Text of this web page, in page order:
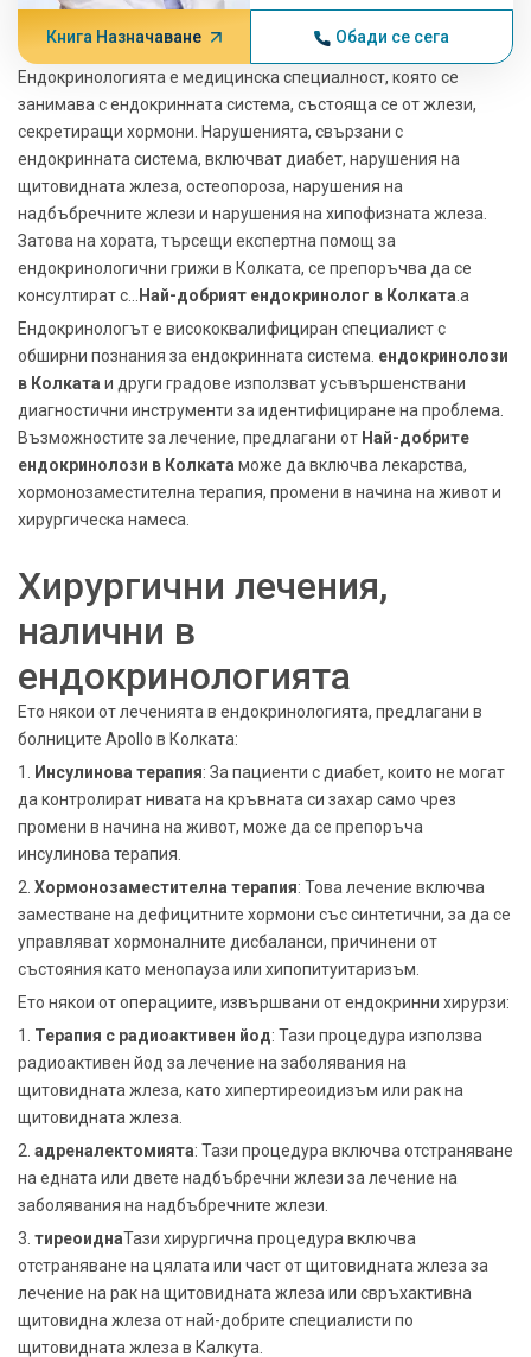
Книга Назначаване Обади се сега
Ендокринологията е медицинска специалност, която се
занимава с ендокринната система, състояща се от жлези,
секретиращи хормони. Нарушенията, свързани с
ендокринната система, включват диабет, нарушения на
щитовидната жлеза, остеопороза, нарушения на
надбъбречните жлези и нарушения на хипофизната жлеза.
Затова на хората, търсещи експертна помощ за
ендокринологични грижи в Колката, се препоръчва да се
консултират с...
Най-добрият ендокринолог в Колката .a
Ендокринологът е висококвалифициран специалист с
обширни познания за ендокринната система. ендокринолози
в Колката и други градове използват усъвършенствани
диагностични инструменти за идентифициране на проблема.
Възможностите за лечение, предлагани от Най-добрите
ендокринолози в Колката може да включва лекарства,
хормонозаместителна терапия, промени в начина на живот и
хирургическа намеса.
Хирургични лечения,
налични в
ендокринологията
Ето някои от леченията в ендокринологията, предлагани в
болниците Apollo в Колката:
1.
Инсулинова терапия: За пациенти с диабет, които не могат
да контролират нивата на кръвната си захар само чрез
промени в начина на живот, може да се препоръча
инсулинова терапия.
2. Хормонозаместителна терапия: Това лечение включва
заместване на дефицитните хормони със синтетични, за да се
управляват хормоналните дисбаланси, причинени от
състояния като менопауза или хипопитуитаризъм.
Ето някои от операциите, извършвани от ендокринни хирурзи:
1. Терапия с радиоактивен йод: Тази процедура използва
радиоактивен йод за лечение на заболявания на
щитовидната жлеза, като хипертиреоидизъм или рак на
щитовидната жлеза.
2. адреналектомията: Тази процедура включва отстраняване
на едната или двете надбъбречни жлези за лечение на
заболявания на надбъбречните жлези.
3. тиреоиднаТази хирургична процедура включва
отстраняване на цялата или част от щитовидната жлеза за
лечение на рак на щитовидната жлеза или свръхактивна
щитовидна жлеза от най-добрите специалисти по
щитовидната жлеза в Калкута.